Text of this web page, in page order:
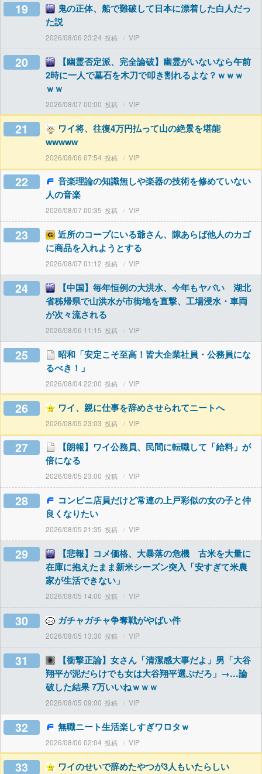
19
鬼の正体、船で難破して日本に漂着した白人だっ
た説
2026/08/06 23:24 VIP
20
【幽霊否定派、完全論破】幽霊がいないなら午前
2時に一人で墓石を木刀で叩き割れるよな？ｗｗｗ
ｗｗ
2026/08/07 00:00 VIP
21
ワイ将、往復4万円払って山の絶景を堪能
wwwww
2026/08/06 07:54 VIP
22
音楽理論の知識無しや楽器の技術を修めていない
人の音楽
2026/08/07 00:35 VIP
23
近所のコープにいる爺さん、隙あらば他人のカゴ
に商品を入れようとする
2026/08/07 01:12 VIP
24
【中国】毎年恒例の大洪水、今年もヤバい 湖北
省秭帰県で山洪水が市街地を直撃、工場浸水・車両
が次々流される
2026/08/06 11:15 VIP
25
昭和「安定こそ至高！皆大企業社員・公務員にな
るべき！」
2026/08/04 22:00 VIP
26 ワイ、親に仕事を辞めさせられてニートへ
2026/08/05 23:03 VIP
27
【朗報】ワイ公務員、民間に転職して「給料」が
倍になる
2026/08/05 23:00 VIP
28
コンビニ店員だけど常連の上戸彩似の女の子と仲
良くなりたい
2026/08/05 21:35 VIP
29
【悲報】コメ価格、大暴落の危機 古米を大量に
在庫に抱えたまま新米シーズン突入「安すぎて米農
家が生活できない」
2026/08/05 14:00 VIP
30 ガチャガチャ争奪戦がやばい件
2026/08/05 13:30 VIP
31
【衝撃正論】女さん「清潔感大事だよ」男「大谷
翔平が泥だらけでも女は大谷翔平選ぶだろ」→…論
破した結果 7万いいねｗｗｗ
2026/08/05 09:00 VIP
32 無職ニート生活楽しすぎワロタｗ
2026/08/06 02:04 VIP
33 ワイのせいで辞めたやつが3人もいたらしい